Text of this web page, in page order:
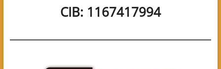
CIB: 1167417994